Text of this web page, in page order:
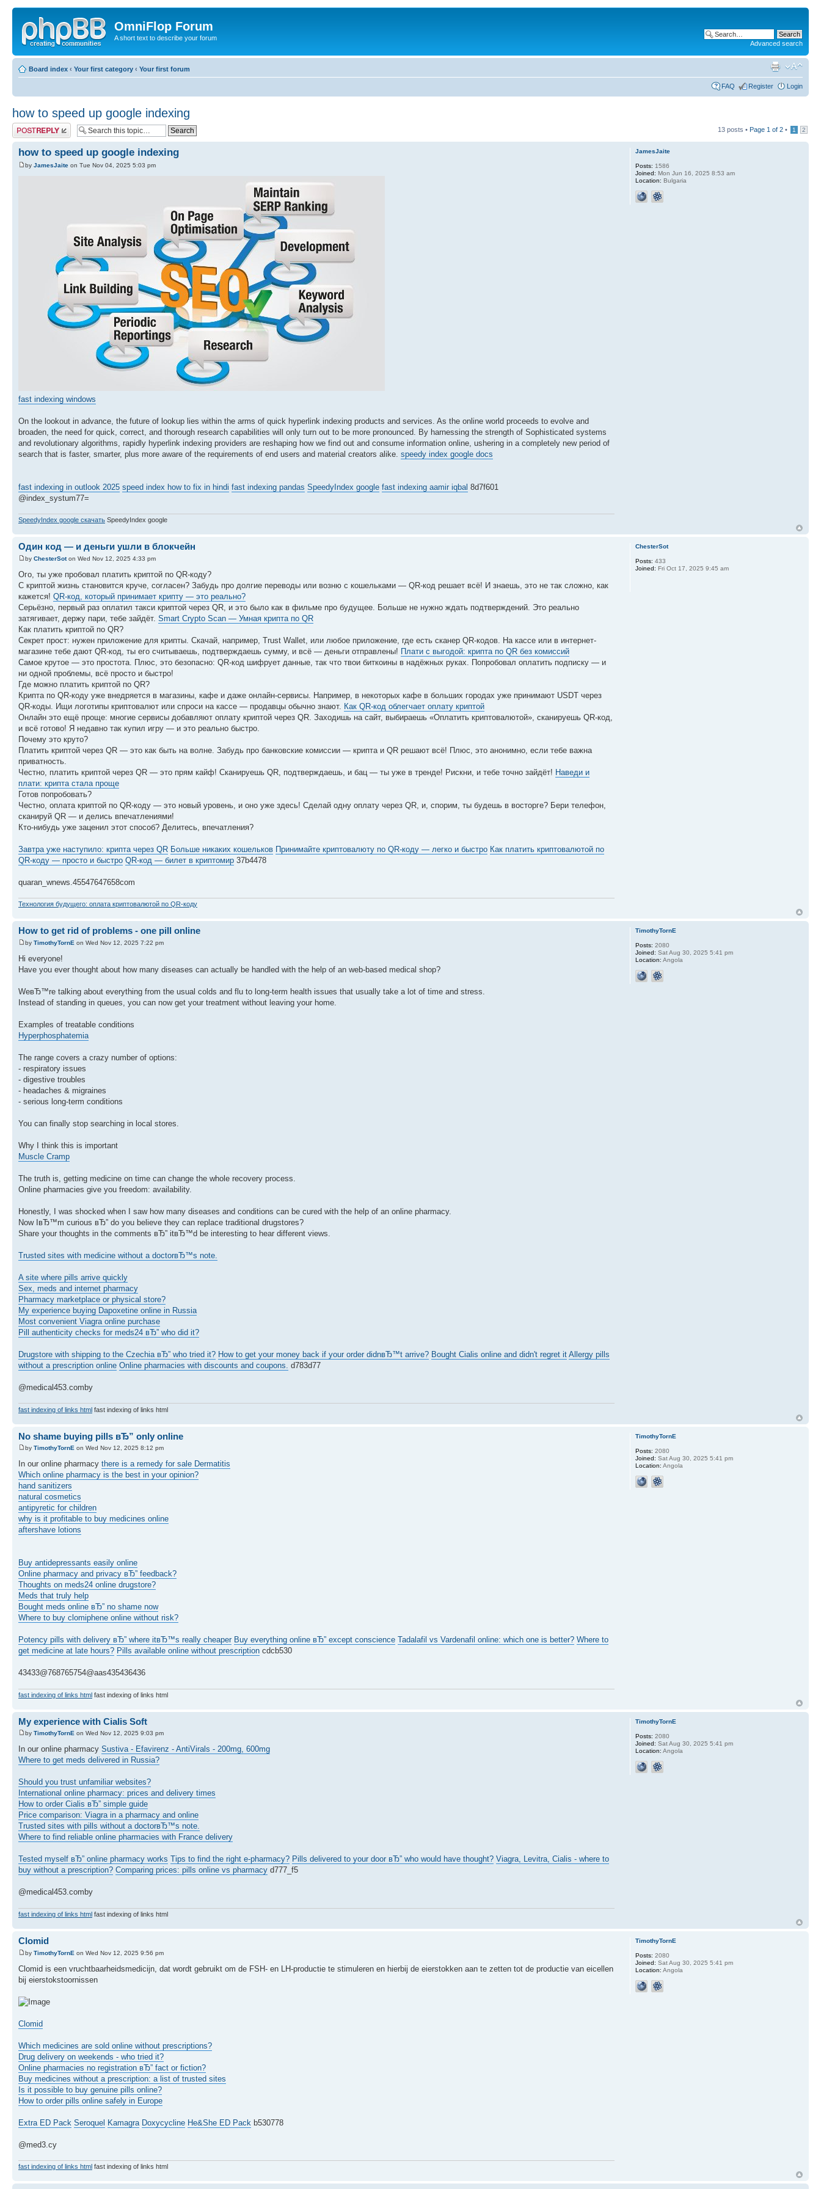
OmniFlop Forum
A short text to describe your forum
Advanced search
Board index ‹ Your first category ‹ Your first forum
FAQ Register Login
how to speed up google indexing
Post a reply 13 posts • Page 1 of 2 • 1 2
how to speed up google indexing
by JamesJaite on Tue Nov 04, 2025 5:03 pm
fast indexing windows
On the lookout in advance, the future of lookup lies within the arms of quick hyperlink indexing products and services. As the online world proceeds to evolve and
broaden, the need for quick, correct, and thorough research capabilities will only turn out to be more pronounced. By harnessing the strength of Sophisticated systems
and revolutionary algorithms, rapidly hyperlink indexing providers are reshaping how we find out and consume information online, ushering in a completely new period of
search that is faster, smarter, plus more aware of the requirements of end users and material creators alike. speedy index google docs
fast indexing in outlook 2025 speed index how to fix in hindi fast indexing pandas SpeedyIndex google fast indexing aamir iqbal 8d7f601
@index_systum77=
SpeedyIndex google скачать SpeedyIndex google
JamesJaite
Posts: 1586
Joined: Mon Jun 16, 2025 8:53 am
Location: Bulgaria
Один код — и деньги ушли в блокчейн
by ChesterSoton Wed Nov 12, 2025 4:33 pm
Ого, ты уже пробовал платить криптой по QR-коду?
С криптой жизнь становится круче, согласен? Забудь про долгие переводы или возню с кошельками — QR-код решает всё! И знаешь, это не так сложно, как
кажется! QR-код, который принимает крипту — это реально?
Серьёзно, первый раз оплатил такси криптой через QR, и это было как в фильме про будущее. Больше не нужно ждать подтверждений. Это реально
затягивает, держу пари, тебе зайдёт. Smart Crypto Scan — Умная крипта по QR
Как платить криптой по QR?
Секрет прост: нужен приложение для крипты. Скачай, например, Trust Wallet, или любое приложение, где есть сканер QR-кодов. На кассе или в интернет-
магазине тебе дают QR-код, ты его считываешь, подтверждаешь сумму, и всё — деньги отправлены! Плати с выгодой: крипта по QR без комиссий
Самое крутое — это простота. Плюс, это безопасно: QR-код шифрует данные, так что твои биткоины в надёжных руках. Попробовал оплатить подписку — и
ни одной проблемы, всё просто и быстро!
Где можно платить криптой по QR?
Крипта по QR-коду уже внедряется в магазины, кафе и даже онлайн-сервисы. Например, в некоторых кафе в больших городах уже принимают USDT через
QR-коды. Ищи логотипы криптовалют или спроси на кассе — продавцы обычно знают. Как QR-код облегчает оплату криптой
Онлайн это ещё проще: многие сервисы добавляют оплату криптой через QR. Заходишь на сайт, выбираешь «Оплатить криптовалютой», сканируешь QR-код,
и всё готово! Я недавно так купил игру — и это реально быстро.
Почему это круто?
Платить криптой через QR — это как быть на волне. Забудь про банковские комиссии — крипта и QR решают всё! Плюс, это анонимно, если тебе важна
приватность.
Честно, платить криптой через QR — это прям кайф! Сканируешь QR, подтверждаешь, и бац — ты уже в тренде! Рискни, и тебе точно зайдёт! Наведи и
плати: крипта стала проще
Готов попробовать?
Честно, оплата криптой по QR-коду — это новый уровень, и оно уже здесь! Сделай одну оплату через QR, и, спорим, ты будешь в восторге? Бери телефон,
сканируй QR — и делись впечатлениями!
Кто-нибудь уже заценил этот способ? Делитесь, впечатления?
Завтра уже наступило: крипта через QR Больше никаких кошельков Принимайте криптовалюту по QR-коду — легко и быстро Как платить криптовалютой по
QR-коду — просто и быстро QR-код — билет в криптомир 37b4478
quaran_wnews.45547647658com
Технология будущего: оплата криптовалютой по QR-коду
ChesterSot
Posts: 433
Joined: Fri Oct 17, 2025 9:45 am
How to get rid of problems - one pill online
by TimothyTornE on Wed Nov 12, 2025 7:22 pm
Hi everyone!
Have you ever thought about how many diseases can actually be handled with the help of an web-based medical shop?
WeвЂ™re talking about everything from the usual colds and flu to long-term health issues that usually take a lot of time and stress.
Instead of standing in queues, you can now get your treatment without leaving your home.
Examples of treatable conditions
Hyperphosphatemia
The range covers a crazy number of options:
- respiratory issues
- digestive troubles
- headaches & migraines
- serious long-term conditions
You can finally stop searching in local stores.
Why I think this is important
Muscle Cramp
The truth is, getting medicine on time can change the whole recovery process.
Online pharmacies give you freedom: availability.
Honestly, I was shocked when I saw how many diseases and conditions can be cured with the help of an online pharmacy.
Now IвЂ™m curious вЂ” do you believe they can replace traditional drugstores?
Share your thoughts in the comments вЂ” itвЂ™d be interesting to hear different views.
Trusted sites with medicine without a doctorвЂ™s note.
A site where pills arrive quickly
Sex, meds and internet pharmacy
Pharmacy marketplace or physical store?
My experience buying Dapoxetine online in Russia
Most convenient Viagra online purchase
Pill authenticity checks for meds24 вЂ” who did it?
Drugstore with shipping to the Czechia вЂ” who tried it? How to get your money back if your order didnвЂ™t arrive? Bought Cialis online and didn't regret it Allergy pills
without a prescription online Online pharmacies with discounts and coupons. d783d77
@medical453.comby
fast indexing of links html fast indexing of links html
TimothyTornE
Posts: 2080
Joined: Sat Aug 30, 2025 5:41 pm
Location: Angola
No shame buying pills вЂ” only online
by TimothyTornE on Wed Nov 12, 2025 8:12 pm
In our online pharmacy there is a remedy for sale Dermatitis
Which online pharmacy is the best in your opinion?
hand sanitizers
natural cosmetics
antipyretic for children
why is it profitable to buy medicines online
aftershave lotions
Buy antidepressants easily online
Online pharmacy and privacy вЂ” feedback?
Thoughts on meds24 online drugstore?
Meds that truly help
Bought meds online вЂ” no shame now
Where to buy clomiphene online without risk?
Potency pills with delivery вЂ” where itвЂ™s really cheaper Buy everything online вЂ” except conscience Tadalafil vs Vardenafil online: which one is better? Where to
get medicine at late hours? Pills available online without prescription cdcb530
43433@768765754@aas435436436
fast indexing of links html fast indexing of links html
TimothyTornE
Posts: 2080
Joined: Sat Aug 30, 2025 5:41 pm
Location: Angola
My experience with Cialis Soft
by TimothyTornE on Wed Nov 12, 2025 9:03 pm
In our online pharmacy Sustiva - Efavirenz - AntiVirals - 200mg, 600mg
Where to get meds delivered in Russia?
Should you trust unfamiliar websites?
International online pharmacy: prices and delivery times
How to order Cialis вЂ” simple guide
Price comparison: Viagra in a pharmacy and online
Trusted sites with pills without a doctorвЂ™s note.
Where to find reliable online pharmacies with France delivery
Tested myself вЂ” online pharmacy works Tips to find the right e-pharmacy? Pills delivered to your door вЂ” who would have thought? Viagra, Levitra, Cialis - where to
buy without a prescription? Comparing prices: pills online vs pharmacy d777_f5
@medical453.comby
fast indexing of links html fast indexing of links html
TimothyTornE
Posts: 2080
Joined: Sat Aug 30, 2025 5:41 pm
Location: Angola
Clomid
by TimothyTornE on Wed Nov 12, 2025 9:56 pm
Clomid is een vruchtbaarheidsmedicijn, dat wordt gebruikt om de FSH- en LH-productie te stimuleren en hierbij de eierstokken aan te zetten tot de productie van eicellen
bij eierstokstoornissen
Clomid
Which medicines are sold online without prescriptions?
Drug delivery on weekends - who tried it?
Online pharmacies no registration вЂ” fact or fiction?
Buy medicines without a prescription: a list of trusted sites
Is it possible to buy genuine pills online?
How to order pills online safely in Europe
Extra ED Pack Seroquel Kamagra Doxycycline He&She ED Pack b530778
@med3.cy
fast indexing of links html fast indexing of links html
TimothyTornE
Posts: 2080
Joined: Sat Aug 30, 2025 5:41 pm
Location: Angola